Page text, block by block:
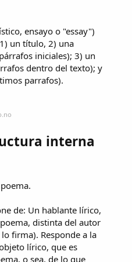
ensayo o "essay")
un título, 2) una
iniciales); 3) un
dentro del texto); y
parrafos).
interna
de: Un hablante lírico,
distinta del autor
firma). Responde a la
lírico, que es
o sea, de lo que